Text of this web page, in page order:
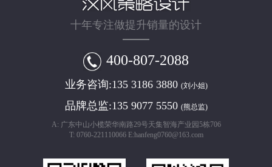
十年专注做提升销量的设计
400-807-2088
业务咨询:135 3186 3880 (刘小姐)
品牌总监:135 9077 5550 (熊总监)
A: 广东中山小榄荣华南路29号天集智海产业园5栋706
T: 0760-221110066 E:hanfeng0760@163.com